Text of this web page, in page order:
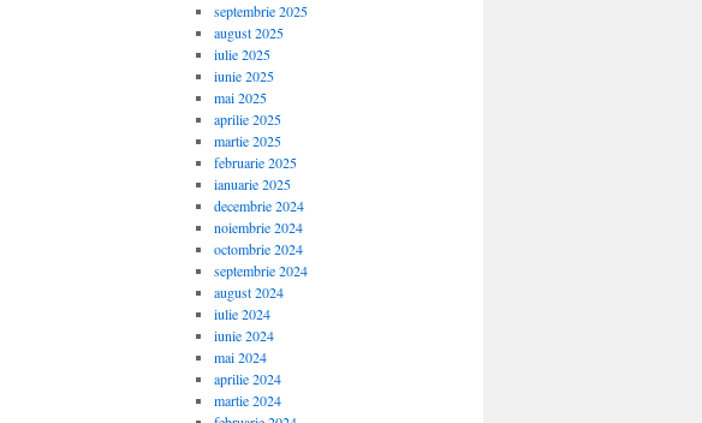
septembrie 2025
august 2025
iulie 2025
iunie 2025
mai 2025
aprilie 2025
martie 2025
februarie 2025
ianuarie 2025
decembrie 2024
noiembrie 2024
octombrie 2024
septembrie 2024
august 2024
iulie 2024
iunie 2024
mai 2024
aprilie 2024
martie 2024